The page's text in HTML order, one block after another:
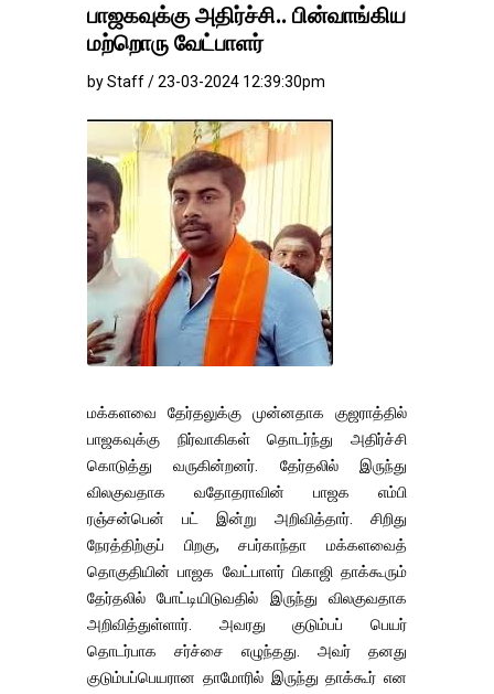
பாஜகவுக்கு அதிர்ச்சி.. பின்வாங்கிய
மற்றொரு வேட்பாளர்
by Staff / 23-03-2024 12:39:30pm
மக்களவை தேர்தலுக்கு முன்னதாக குஜராத்தில்
பாஜகவுக்கு நிர்வாகிகள் தொடர்ந்து அதிர்ச்சி
கொடுத்து வருகின்றனர். தேர்தலில் இருந்து
விலகுவதாக வதோதராவின் பாஜக எம்பி
ரஞ்சன்பென் பட் இன்று அறிவித்தார். சிறிது
நேரத்திற்குப் பிறகு, சபர்காந்தா மக்களவைத்
தொகுதியின் பாஜக வேட்பாளர் பிகாஜி தாக்கூரும்
தேர்தலில் போட்டியிடுவதில் இருந்து விலகுவதாக
அறிவித்துள்ளார். அவரது குடும்பப் பெயர்
தொடர்பாக சர்ச்சை எழுந்தது. அவர் தனது
குடும்பப்பெயரான தாமோரில் இருந்து தாக்கூர் என